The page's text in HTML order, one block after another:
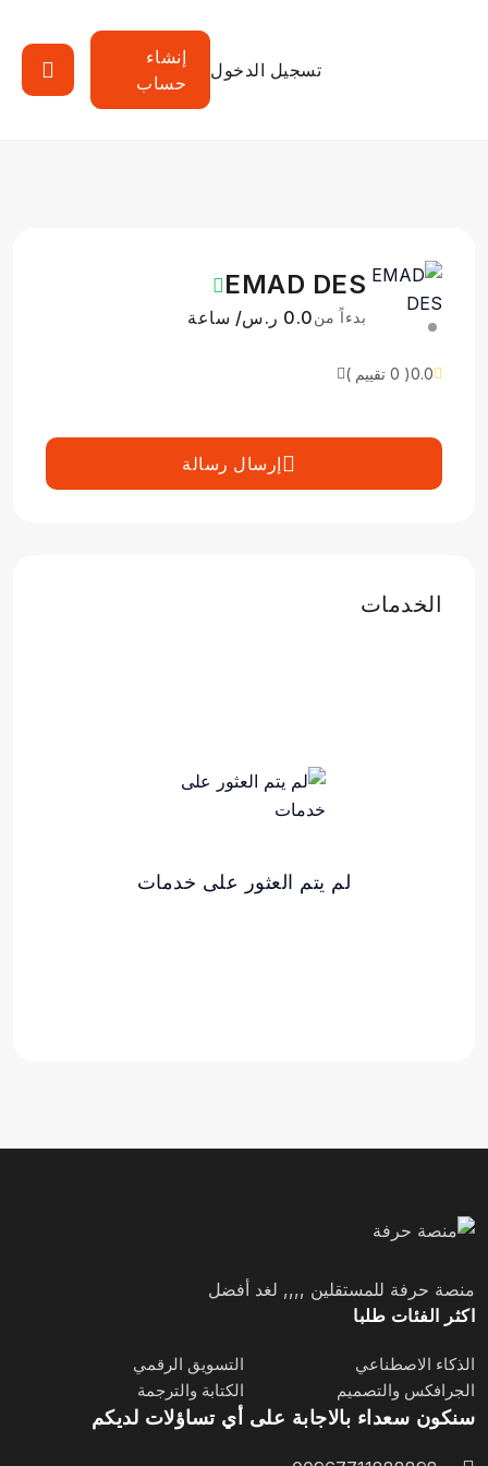
تسجيل الدخول
إنشاء
حساب
EMAD DES
بدءاً من0.0 ر.س/ ساعة
0.0( 0 تقييم )
إرسال رسالة
الخدمات
لم يتم العثور على خدمات
منصة حرفة للمستقلين ,,,, لغد أفضل
اكثر الفئات طلبا
الذكاء الاصطناعي
التسويق الرقمي
الجرافكس والتصميم
الكتابة والترجمة
سنكون سعداء بالاجابة على أي تساؤلات لديكم